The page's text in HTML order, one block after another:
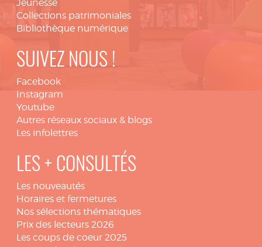
Jeunesse
Collections patrimoniales
Bibliothèque numérique
SUIVEZ NOUS !
Facebook
Instagram
Youtube
Autres réseaux sociaux & blogs
Les infolettres
LES + CONSULTÉS
Les nouveautés
Horaires et fermetures
Nos sélections thématiques
Prix des lecteurs 2026
Les coups de coeur 2025